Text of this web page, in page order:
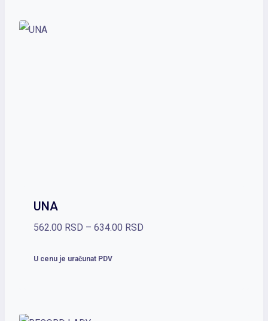
UNA
562.00 RSD – 634.00 RSD
U cenu je uračunat PDV